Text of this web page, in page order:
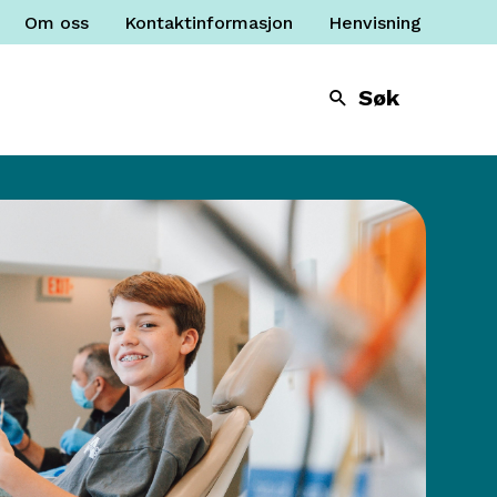
Om oss Kontaktinformasjon Henvisning
Søk